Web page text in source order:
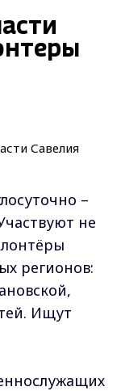
–
не
регионов:
Ищут